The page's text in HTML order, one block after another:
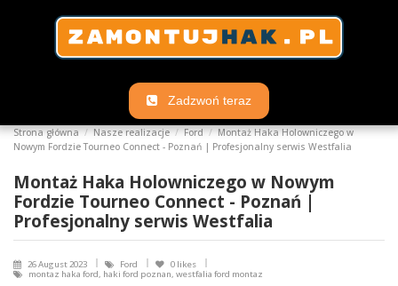
Zadzwoń teraz
Strona główna Nasze realizacje Ford
Montaż Haka Holowniczego w
Nowym Fordzie Tourneo Connect - Poznań | Profesjonalny serwis Westfalia
Montaż Haka Holowniczego w Nowym
Fordzie Tourneo Connect - Poznań |
Profesjonalny serwis Westfalia
26 August 2023 Ford 0 likes
montaz haka ford, haki ford poznan, westfalia ford montaz